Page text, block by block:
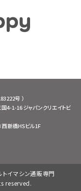
号 ）
1-16 ジャパンクリエイトビ
新橋HSビル1F
イマシン通販専門
reserved.